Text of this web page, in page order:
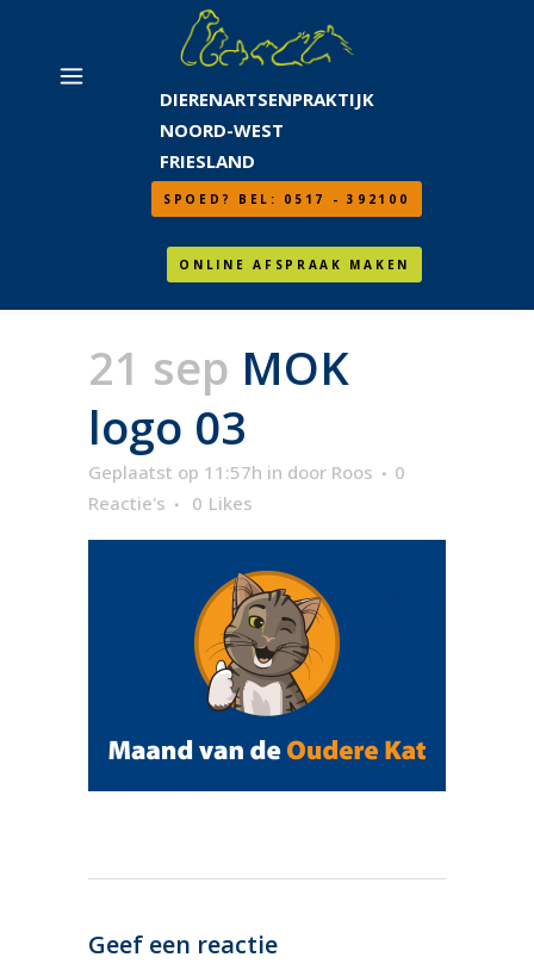
DIERENARTSENPRAKTIJK
NOORD-WEST
FRIESLAND
SPOED? BEL: 0517 - 392100
ONLINE AFSPRAAK MAKEN
21 sep MOK
logo 03
Geplaatst op 11:57h in door Roos
0
Reactie's
0 Likes
Geef een reactie